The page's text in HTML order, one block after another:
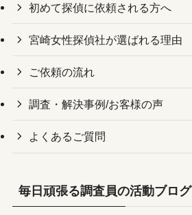
初めて探偵に依頼される方へ
宮崎女性探偵社が選ばれる理由
ご依頼の流れ
調査・解決事例/お客様の声
よくあるご質問
毎日頑張る調査員の活動ブログ